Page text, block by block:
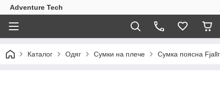
Adventure Tech
Каталог Одяг Сумки на плече Сумка поясна